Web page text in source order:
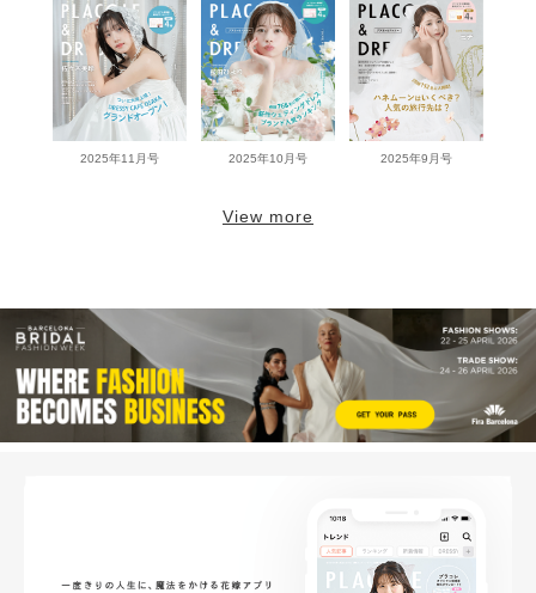
2025年11月号 2025年10月号 2025年9月号
View more